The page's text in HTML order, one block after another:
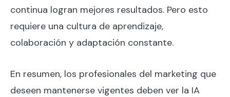
continua logran mejores resultados. Pero esto
requiere una cultura de aprendizaje,
colaboración y adaptación constante.
En resumen, los profesionales del marketing que
deseen mantenerse vigentes deben ver la IA